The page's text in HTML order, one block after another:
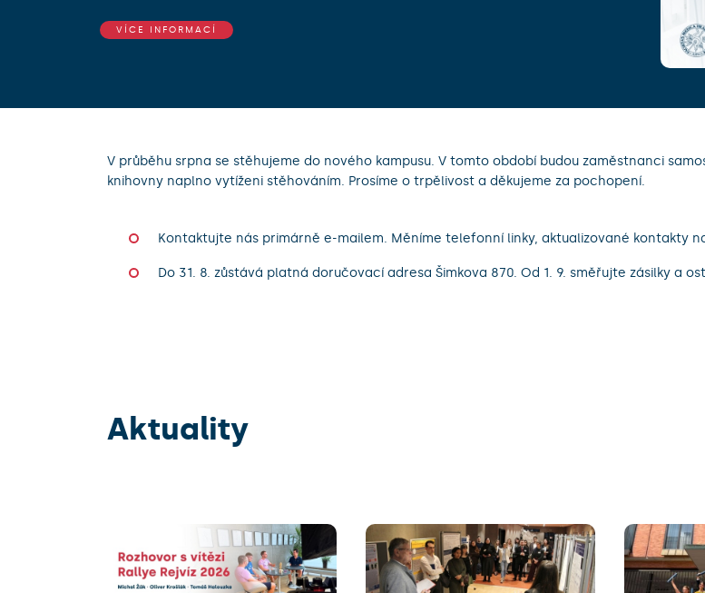
VÍCE INFORMACÍ
V průběhu srpna se stěhujeme do nového kampusu. V tomto období budou zaměstnanci
knihovny naplno vytíženi stěhováním. Prosíme o trpělivost a děkujeme za pochopení.
Kontaktujte nás primárně e-mailem. Měníme telefonní linky, aktualizované kontakty
Do 31. 8. zůstává platná doručovací adresa Šimkova 870. Od 1. 9. směřujte zásilky a
Aktuality